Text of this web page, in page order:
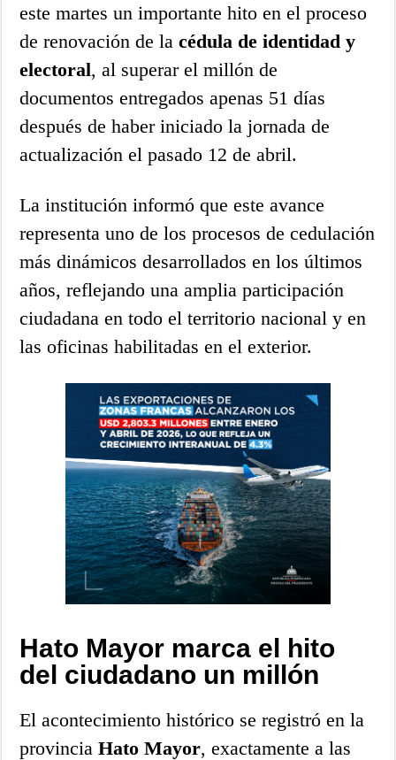
este martes un importante hito en el proceso
de renovación de lacédula de identidad y
electoral, al superar el millón de
documentos entregados apenas 51 días
después de haber iniciado la jornada de
actualización el pasado 12 de abril.
La institución informó que este avance
representa uno de los procesos de cedulación
más dinámicos desarrollados en los últimos
años, reflejando una amplia participación
ciudadana en todo el territorio nacional y en
las oficinas habilitadas en el exterior.
Hato Mayor marca el hito
del ciudadano un millón
El acontecimiento histórico se registró en la
provinciaHato Mayor, exactamente a las